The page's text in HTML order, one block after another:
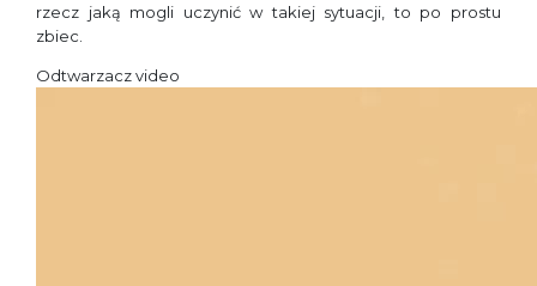
rzecz jaką mogli uczynić w takiej sytuacji, to po prostu
zbiec.
Odtwarzacz video